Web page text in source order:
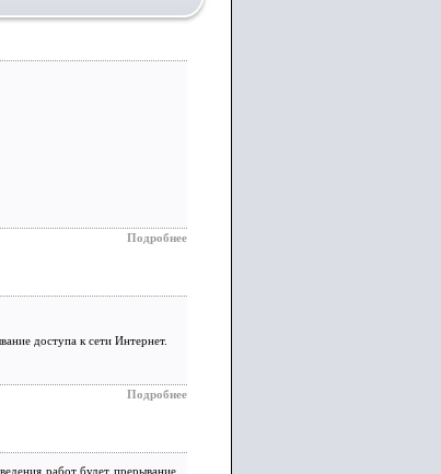
Подробнее
доступа к сети Интернет.
Подробнее
работ будет прерывание